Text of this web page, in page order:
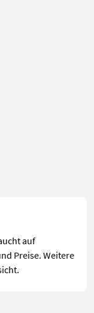
auf
Preise. Weitere